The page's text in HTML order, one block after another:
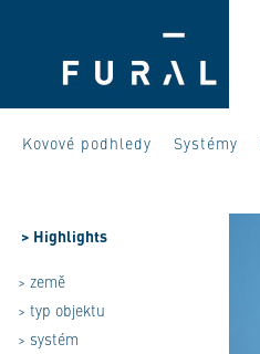
Kovové podhledy Systémy
> Highlights
> země
> typ objektu
> systém